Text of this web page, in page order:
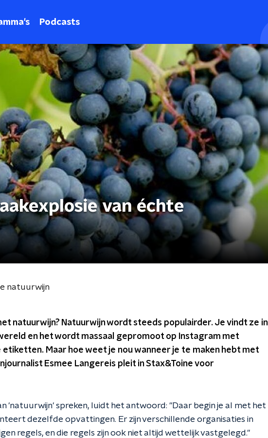
Podcasts
van échte
natuurwijn
natuurwijn? Natuurwijn wordt steeds populairder. Je vindt ze in
en het wordt massaal gepromoot op Instagram met
Maar hoe weet je nou wanneer je te maken hebt met
Esmee Langereis pleit in Stax&Toine voor
'natuurwijn' spreken, luidt het antwoord: "Daar begin je al met het
dezelfde opvattingen. Er zijn verschillende organisaties in
regels, en die regels zijn ook niet altijd wettelijk vastgelegd."